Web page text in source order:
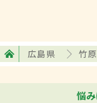
広島県 竹
悩